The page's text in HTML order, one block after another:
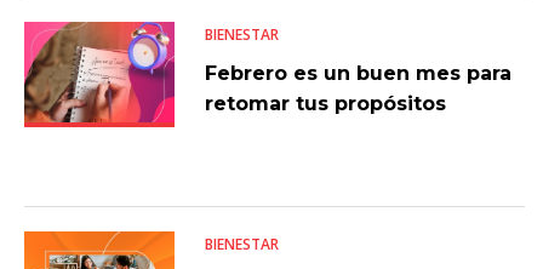
BIENESTAR
Febrero es un buen mes para
retomar tus propósitos
BIENESTAR